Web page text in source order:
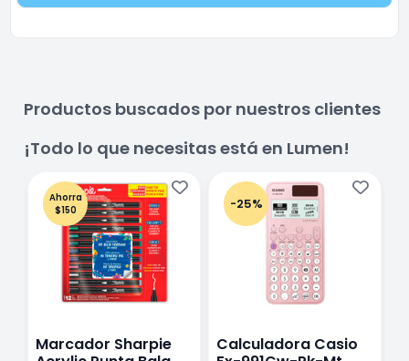
Productos buscados por nuestros clientes
¡Todo lo que necesitas está en Lumen!
Ahorra
$150
Marcador Sharpie
-25%
Calculadora Casio